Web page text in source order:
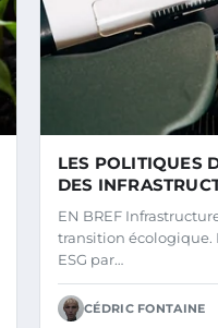
LES POLITIQUES
DES
EN BREF
transition écologique.
ESG par…
CÉDRIC FONTAINE